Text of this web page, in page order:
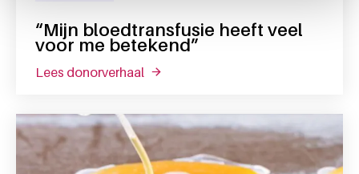
“Mijn bloedtransfusie heeft veel
voor me betekend”
lees donorverhaal over “mijn bloedtransfusie heeft